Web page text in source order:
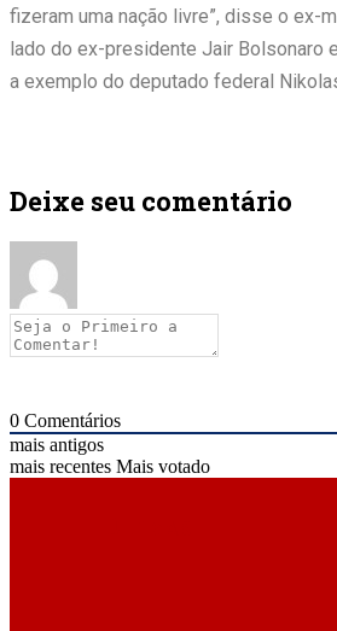
fizeram uma nação livre”, disse o ex-
lado do ex-presidente Jair Bolsonaro
a exemplo do deputado federal
Deixe seu comentário
0 Comentários
mais antigos
mais recentes Mais votado